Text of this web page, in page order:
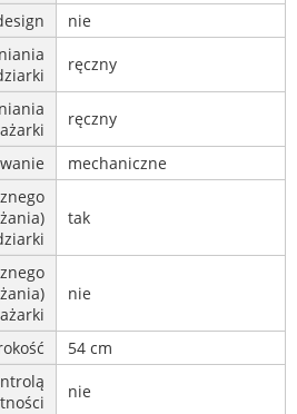
nie
ręczny
ręczny
mechaniczne
tak
nie
54 cm
nie